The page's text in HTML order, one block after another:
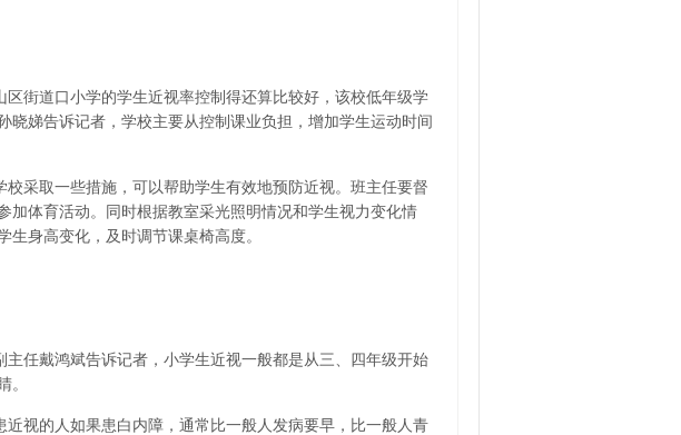
街道口小学的学生近视率控制得还算比较好，该校低年级学
晓娣告诉记者，学校主要从控制课业负担，增加学生运动时间
采取一些措施，可以帮助学生有效地预防近视。班主任要督
加体育活动。同时根据教室采光照明情况和学生视力变化情
身高变化，及时调节课桌椅高度。
任戴鸿斌告诉记者，小学生近视一般都是从三、四年级开始
。
视的人如果患白内障，通常比一般人发病要早，比一般人青